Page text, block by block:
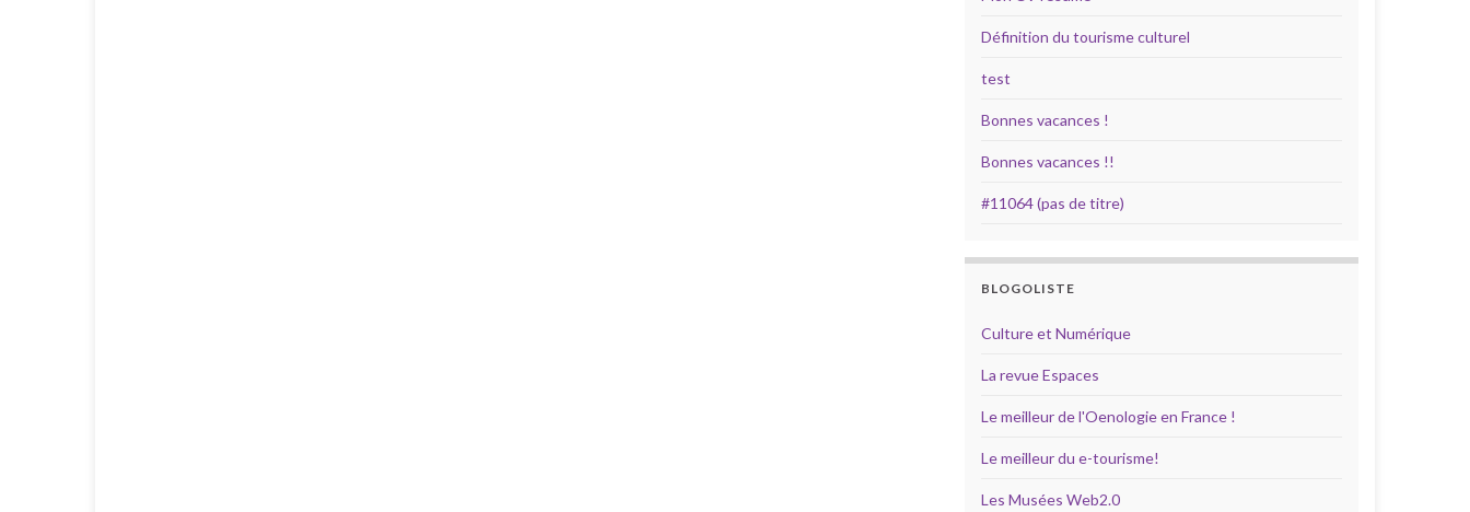
Définition du tourisme culturel
test
Bonnes vacances !
Bonnes vacances !!
#11064 (pas de titre)
BLOGOLISTE
Culture et Numérique
La revue Espaces
Le meilleur de l'Oenologie en France !
Le meilleur du e-tourisme!
Les Musées Web2.0